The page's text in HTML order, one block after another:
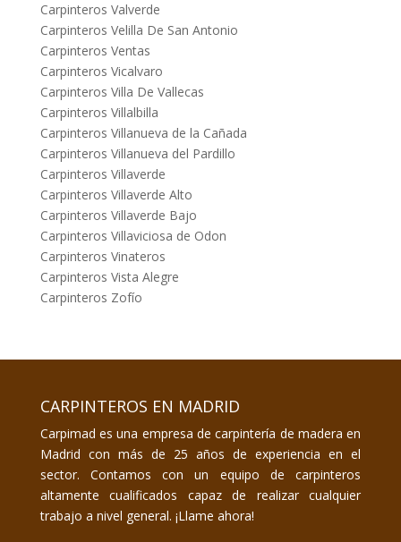
Carpinteros Valverde
Carpinteros Velilla De San Antonio
Carpinteros Ventas
Carpinteros Vicalvaro
Carpinteros Villa De Vallecas
Carpinteros Villalbilla
Carpinteros Villanueva de la Cañada
Carpinteros Villanueva del Pardillo
Carpinteros Villaverde
Carpinteros Villaverde Alto
Carpinteros Villaverde Bajo
Carpinteros Villaviciosa de Odon
Carpinteros Vinateros
Carpinteros Vista Alegre
Carpinteros Zofío
CARPINTEROS EN MADRID
Carpimad es una empresa de carpintería de madera en
Madrid con más de 25 años de experiencia en el
sector. Contamos con un equipo de carpinteros
altamente cualificados capaz de realizar cualquier
trabajo a nivel general. ¡Llame ahora!